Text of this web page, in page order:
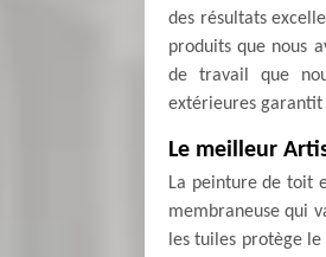
des résultats
produits que nous
de travail que
extérieures garantit
Le meilleur
La peinture de toit
membraneuse qui
les tuiles protège